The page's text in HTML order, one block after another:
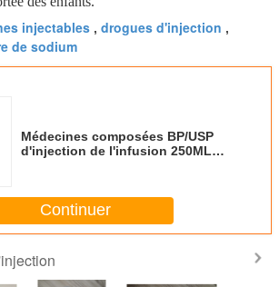
injectables , drogues d'injection ,
de sodium
Médecines composées BP/USP
d'injection de l'infusion 250ML
Continuer